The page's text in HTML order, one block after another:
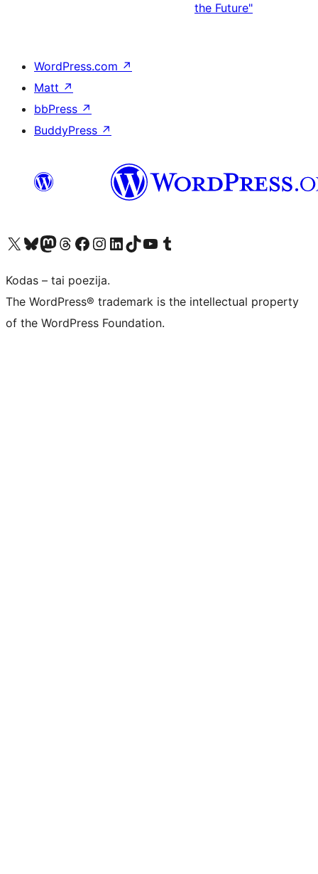
the Future"
WordPress.com ↗
Matt ↗
bbPress ↗
BuddyPress ↗
Visit our X (formerly Twitter) account
Apsilankykite mūsų Bluesky paskyroje
Visit our Mastodon account
Apsilankykite mūsų Threads paskyroje
Visit our Facebook page
Visit our Instagram account
Visit our LinkedIn account
Apsilankykite mūsų TikTok paskyroje
Visit our YouTube channel
Apsilankykite mūsų Tumblr paskyroje
Kodas – tai poezija.
The WordPress® trademark is the intellectual property
of the WordPress Foundation.